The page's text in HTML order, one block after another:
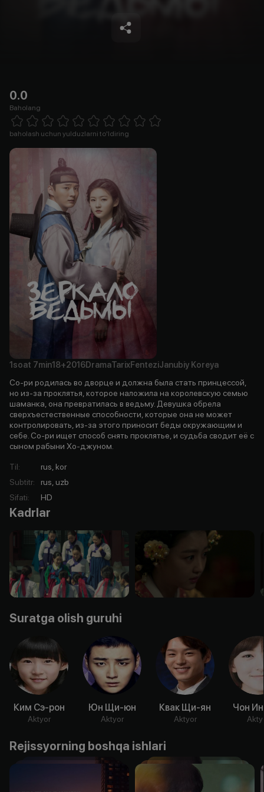
0.0
Baholang
1 Star 2 Stars 3 Stars 4 Stars5 Stars 6 Stars7 Stars8 Stars
baholash uchun yulduzlarni to'ldiring
1soat 7min18+2016DramaTarixFenteziJanubiy Koreya
Со-ри родилась во дворце и должна была стать принцессой,
но из-за проклятья, которое наложила на королевскую семью
шаманка, она превратилась в ведьму. Девушка обрела
сверхъестественные способности, которые она не может
контролировать, из-за этого приносит беды окружающим и
себе. Со-ри ищет способ снять проклятье, и судьба сводит её с
сыном рабыни Хо-джуном.
Til:
rus, kor
Subtitr:
rus, uzb
Sifati: HD
Kadrlar
Suratga olish guruhi
Ким Сэ-рон
Aktyor
Юн Щи-юн
Aktyor
Квак Щи-ян
Aktyor
Чон
Rejissyorning boshqa ishlari